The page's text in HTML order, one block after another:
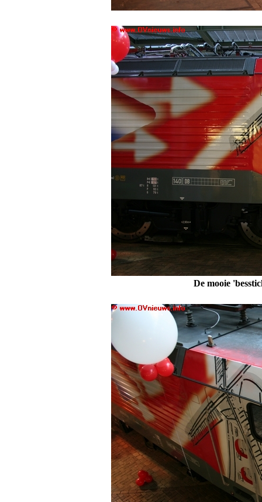
De mooie